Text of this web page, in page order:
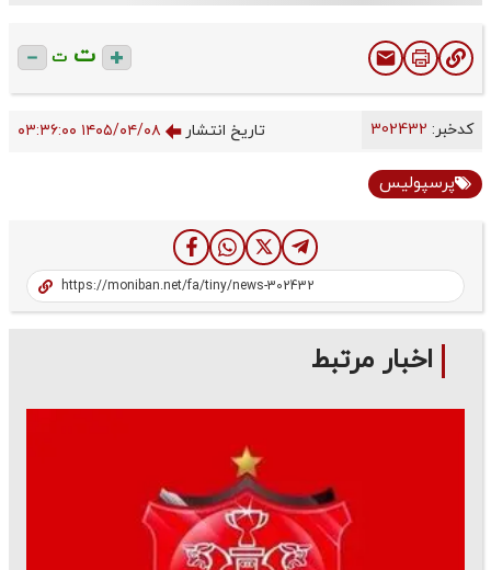
ت ت
کدخبر: تاریخ انتشار ۱۴۰۵/۰۴/۰۸ ۰۳:۳۶:۰۰
پرسپولیس
اخبار مرتبط